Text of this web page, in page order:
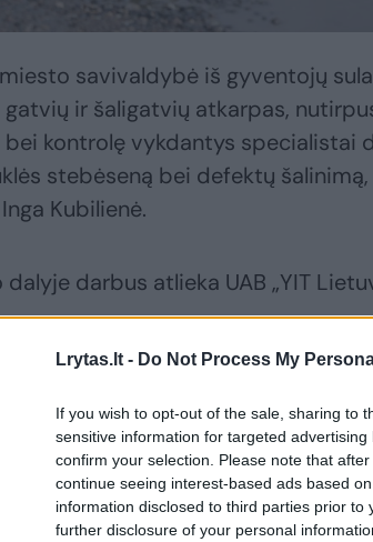
Lrytas.lt - Do Not Process My
If you wish to opt-out of the sale, sharing to
sensitive information for targeted
confirm your selection. Please note that
continue seeing interest-based ads based
information disclosed to third parties prior
further disclosure of your personal
savivaldybė iš gyventojų
ir šaligatvių atkarpas,
bei kontrolę vykdantys specialistai
stebėseną bei defektų
Kubilienė.
darbus atlieka UAB „YIT
kad gatvėse fiksuojamas duobių
šalinimas būtinas nelaukiant